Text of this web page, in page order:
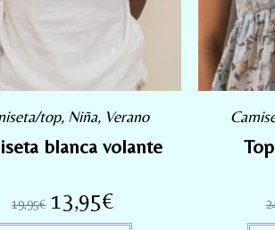
top, Niña, Verano
blanca volante
19,95€ 13,95€